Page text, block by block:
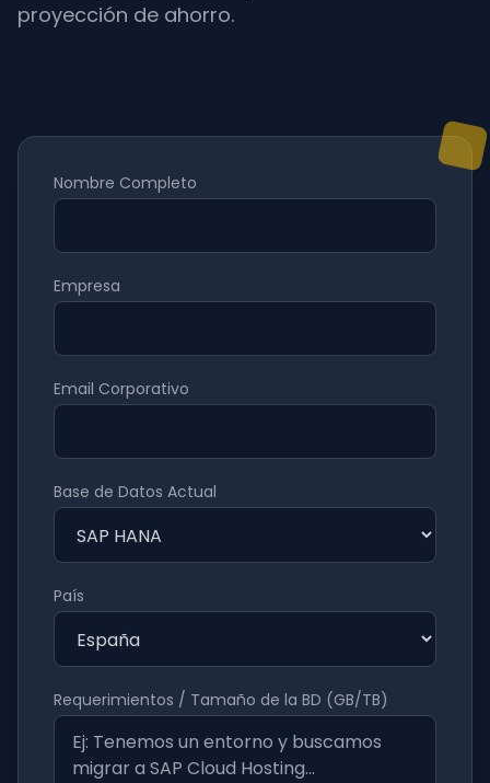
proyección de ahorro.
Nombre Completo
Empresa
Email Corporativo
Base de Datos Actual
País
Requerimientos / Tamaño de la BD (GB/TB)